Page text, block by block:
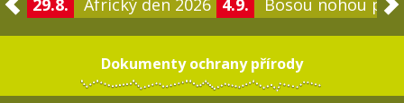
Dokumenty ochrany přírody